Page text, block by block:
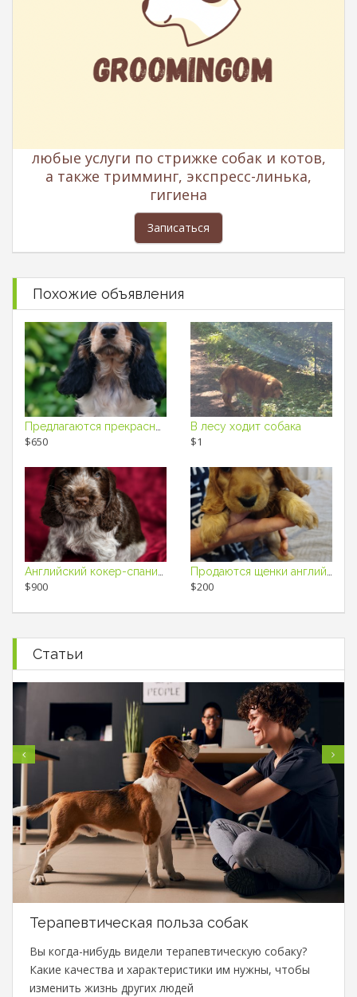
любые услуги по стрижке собак и котов,
а также тримминг, экспресс-линька,
гигиена
Записаться
Похожие объявления
$650
В лесу ходит собака
$1
$900 $200
Статьи
Терапевтическая польза собак
Вы когда-нибудь видели терапевтическую собаку?
Какие качества и характеристики им нужны, чтобы
изменить жизнь других людей